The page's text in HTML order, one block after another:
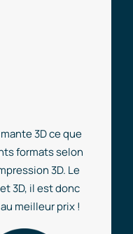
3D ce que
formats selon
3D. Le
3D, il est donc
meilleur prix !